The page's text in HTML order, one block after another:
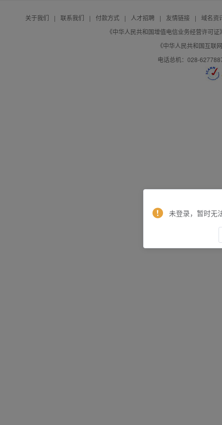
关于我们 | 联系我们 | 付款方式 | 人才招聘 | 友情链接 |
域名资
《中华人民共和国增值电信业务经营许可
《中华人民共和国互联
电话总机：028-
未登录，暂时无